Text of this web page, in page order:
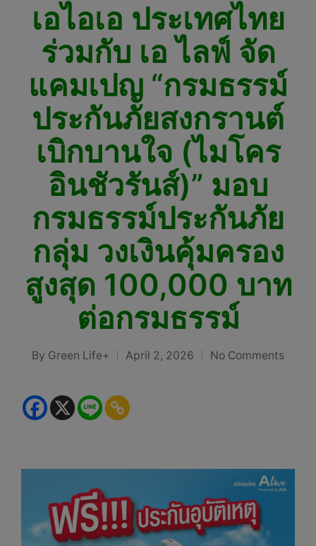
เอไอเอ ประเทศไทย
ร่วมกับ เอ ไลฟ์ จัด
แคมเปญ “กรมธรรม์
ประกันภัยสงกรานต์
เบิกบานใจ (ไมโคร
อินชัวรันส์)” มอบ
กรมธรรม์ประกันภัย
กลุ่ม วงเงินคุ้มครอง
สูงสุด 100,000 บาท
ต่อกรมธรรม์
Posted
By Green Life+ April 2, 2026 No Comments